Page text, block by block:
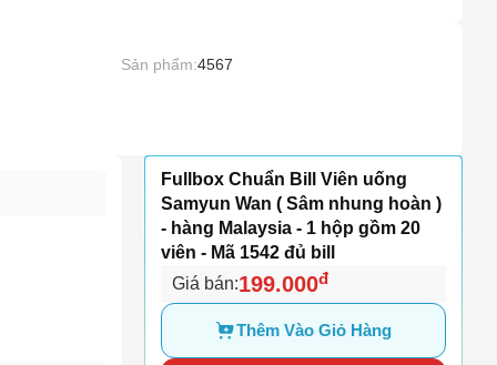
Sản phẩm:4567
Fullbox Chuẩn Bill Viên uống
Samyun Wan ( Sâm nhung hoàn )
- hàng Malaysia - 1 hộp gồm 20
viên - Mã 1542 đủ bill
Giá bán:199.000đ
Thêm Vào Giỏ Hàng